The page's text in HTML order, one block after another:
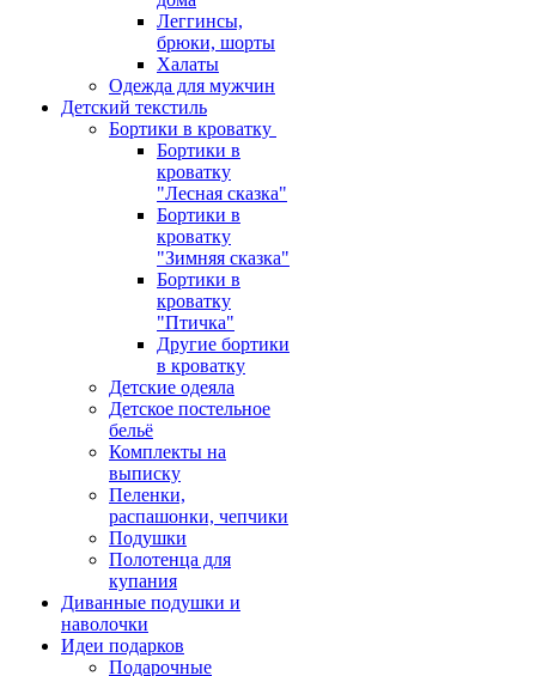
Леггинсы,
брюки, шорты
Халаты
Одежда для мужчин
Детский текстиль
Бортики в кроватку
Бортики в
кроватку
"Лесная сказка"
Бортики в
кроватку
"Зимняя сказка"
Бортики в
кроватку
"Птичка"
Другие бортики
в кроватку
Детские одеяла
Детское постельное
бельё
Комплекты на
выписку
Пеленки,
распашонки, чепчики
Подушки
Полотенца для
купания
Диванные подушки и
наволочки
Идеи подарков
Подарочные